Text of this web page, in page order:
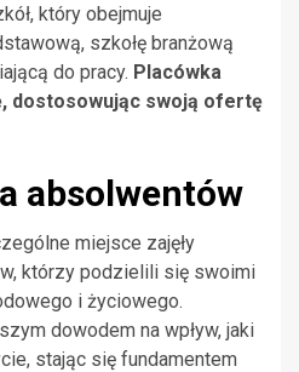
który obejmuje
szkołę branżową
do pracy. Placówka
dostosowując swoją ofertę
absolwentów
miejsce zajęły
którzy podzielili się swoimi
i życiowego.
dowodem na wpływ, jaki
stając się fundamentem